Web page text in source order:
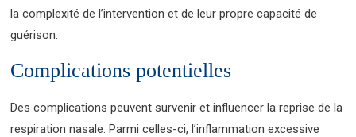
la complexité de l’intervention et de leur propre capacité de
guérison.
Complications potentielles
Des complications peuvent survenir et influencer la reprise de la
respiration nasale. Parmi celles-ci, l’inflammation excessive